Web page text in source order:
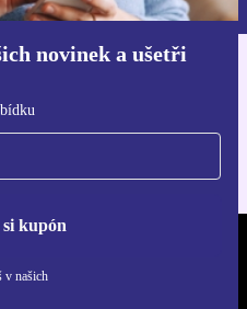
novinek a ušetři
kupón
v našich